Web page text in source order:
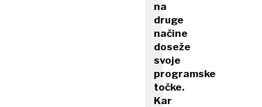
na
druge
načine
doseže
svoje
programske
točke.
Kar